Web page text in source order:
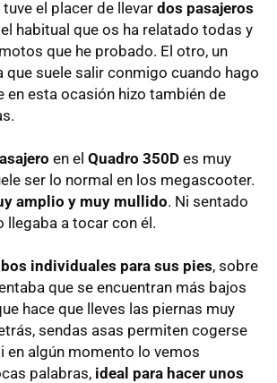
el placer de llevar dos pasajeros
el habitual que os ha relatado todas y
que he probado. El otro, un
suele salir conmigo cuando hago
en esta ocasión hizo también de
en el Quadro 350D es muy
ser lo normal en los megascooter.
amplio y muy mullido. Ni sentado
llegaba a tocar con él.
individuales para sus pies, sobre
que se encuentran más bajos
hace que lleves las piernas muy
sendas asas permiten cogerse
en algún momento lo vemos
palabras, ideal para hacer unos